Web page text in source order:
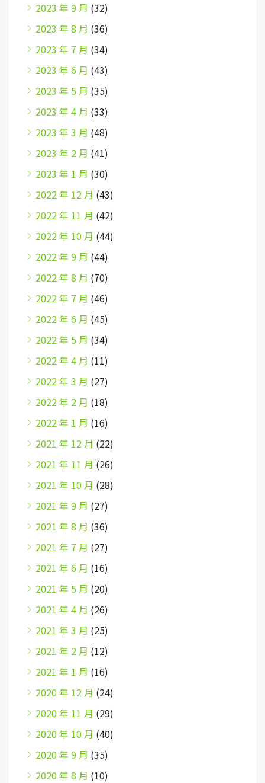
2023 年 9 月 (32)
2023 年 8 月 (36)
2023 年 7 月 (34)
2023 年 6 月 (43)
2023 年 5 月 (35)
2023 年 4 月 (33)
2023 年 3 月 (48)
2023 年 2 月 (41)
2023 年 1 月 (30)
2022 年 12 月 (43)
2022 年 11 月 (42)
2022 年 10 月 (44)
2022 年 9 月 (44)
2022 年 8 月 (70)
2022 年 7 月 (46)
2022 年 6 月 (45)
2022 年 5 月 (34)
2022 年 4 月 (11)
2022 年 3 月 (27)
2022 年 2 月 (18)
2022 年 1 月 (16)
2021 年 12 月 (22)
2021 年 11 月 (26)
2021 年 10 月 (28)
2021 年 9 月 (27)
2021 年 8 月 (36)
2021 年 7 月 (27)
2021 年 6 月 (16)
2021 年 5 月 (20)
2021 年 4 月 (26)
2021 年 3 月 (25)
2021 年 2 月 (12)
2021 年 1 月 (16)
2020 年 12 月 (24)
2020 年 11 月 (29)
2020 年 10 月 (40)
2020 年 9 月 (35)
2020 年 8 月 (10)